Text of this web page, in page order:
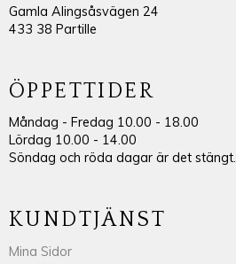
Gamla Alingsåsvägen 24
433 38 Partille
ÖPPETTIDER
Måndag - Fredag 10.00 - 18.00
Lördag 10.00 - 14.00
Söndag och röda dagar är det stängt.
KUNDTJÄNST
Mina Sidor